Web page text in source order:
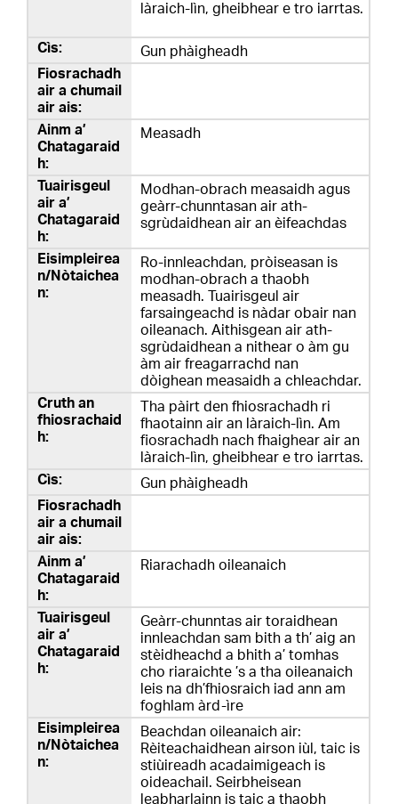
làraich-lìn, gheibhear e tro iarrtas.
Gun phàigheadh
Measadh
Modhan-obrach measaidh agus
geàrr-chunntasan air ath-
sgrùdaidhean air an èifeachdas
Ro-innleachdan, pròiseasan is
modhan-obrach a thaobh
measadh. Tuairisgeul air
farsaingeachd is nàdar obair nan
oileanach. Aithisgean air ath-
sgrùdaidhean a nithear o àm gu
àm air freagarrachd nan
dòighean measaidh a chleachdar.
Tha pàirt den fhiosrachadh ri
fhaotainn air an làraich-lìn. Am
fiosrachadh nach fhaighear air an
làraich-lìn, gheibhear e tro iarrtas.
Gun phàigheadh
Riarachadh oileanaich
Geàrr-chunntas air toraidhean
innleachdan sam bith a th’ aig an
stèidheachd a bhith a’ tomhas
cho riaraichte ’s a tha oileanaich
leis na dh’fhiosraich iad ann am
foghlam àrd-ìre
Beachdan oileanaich air:
Rèiteachaidhean airson iùl, taic is
stiùireadh acadaimigeach is
oideachail. Seirbheisean
leabharlainn is taic a thaobh